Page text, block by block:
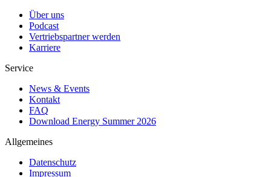
Über uns
Podcast
Vertriebspartner werden
Karriere
Service
News & Events
Kontakt
FAQ
Download Energy Summer 2026
Allgemeines
Datenschutz
Impressum